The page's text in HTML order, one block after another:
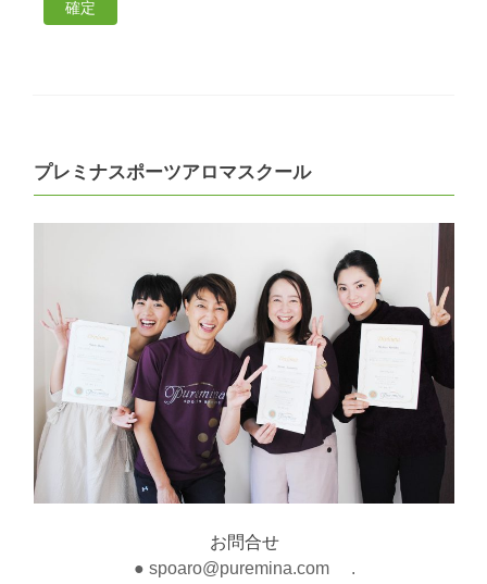
プレミナスポーツアロマスクール
お問合せ
● spoaro@puremina.com .